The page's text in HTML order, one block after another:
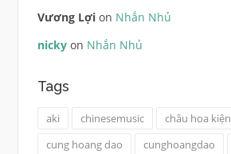
Vương Lợion Nhắn Nhủ
nickyon Nhắn Nhủ
Tags
aki chinesemusic châu hoa kiện
cung hoang dao
cunghoangdao